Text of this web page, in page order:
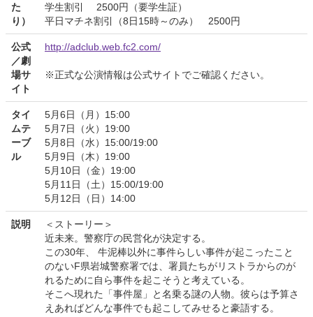
た
り）
学生割引 2500円（要学生証）
平日マチネ割引（8日15時～のみ） 2500円
公式
／劇
場サ
イト
http://adclub.web.fc2.com/
※正式な公演情報は公式サイトでご確認ください。
タイ
ムテ
ーブ
ル
5月6日（月）15:00
5月7日（火）19:00
5月8日（水）15:00/19:00
5月9日（木）19:00
5月10日（金）19:00
5月11日（土）15:00/19:00
5月12日（日）14:00
説明
＜ストーリー＞
近未来。警察庁の民営化が決定する。
この30年、 牛泥棒以外に事件らしい事件が起こったこと
のないF県岩城警察署では、署員たちがリストラからのが
れるために自ら事件を起こそうと考えている。
そこへ現れた「事件屋」と名乗る謎の人物。彼らは予算さ
えあればどんな事件でも起こしてみせると豪語する。